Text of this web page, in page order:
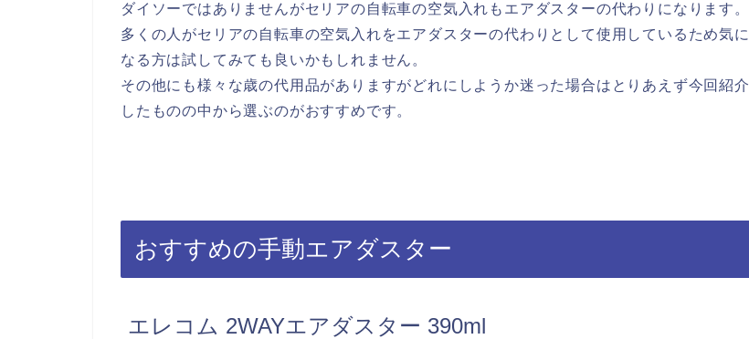
ダイソーではありませんがセリアの自転車の空気入れもエアダスターの代わりになります。
多くの人がセリアの自転車の空気入れをエアダスターの代わりとして使用しているため気に
なる方は試してみても良いかもしれません。
その他にも様々な歳の代用品がありますがどれにしようか迷った場合はとりあえず今回紹介
したものの中から選ぶのがおすすめです。
おすすめの手動エアダスター
エレコム 2WAYエアダスター 390ml